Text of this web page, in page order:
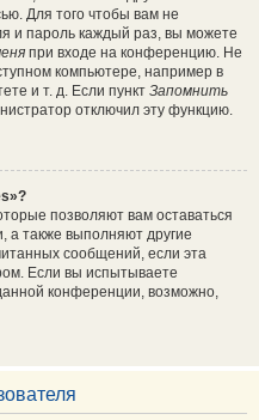
Для того чтобы вам не
и пароль каждый раз, вы можете
при входе на конференцию. Не
компьютере, например в
и т. д. Если пункт Запомнить
отключил эту функцию.
позволяют вам оставаться
а также выполняют другие
сообщений, если эта
Если вы испытываете
конференции, возможно,